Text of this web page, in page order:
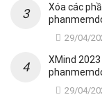
Xóa các
29/04/
XMind
29/04/